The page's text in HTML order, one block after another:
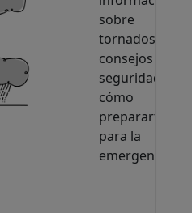
sobre
tornados,
consejos de
seguridad y
cómo
prepararte
para la
emergencia.